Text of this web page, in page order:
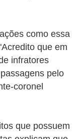
como essa
que em
infratores
pelo
coronel
que possuem